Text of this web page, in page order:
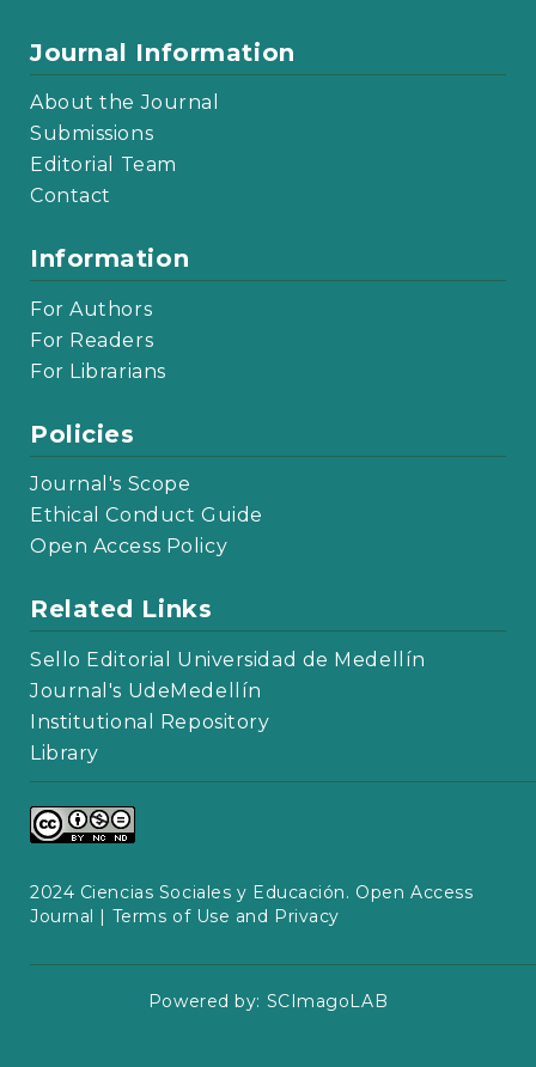
Journal Information
About the Journal
Submissions
Editorial Team
Contact
Information
For Authors
For Readers
For Librarians
Policies
Journal's Scope
Ethical Conduct Guide
Open Access Policy
Related Links
Sello Editorial Universidad de Medellín
Journal's UdeMedellín
Institutional Repository
Library
2024 Ciencias Sociales y Educación. Open Access
Journal | Terms of Use and Privacy
Powered by: SCImagoLAB